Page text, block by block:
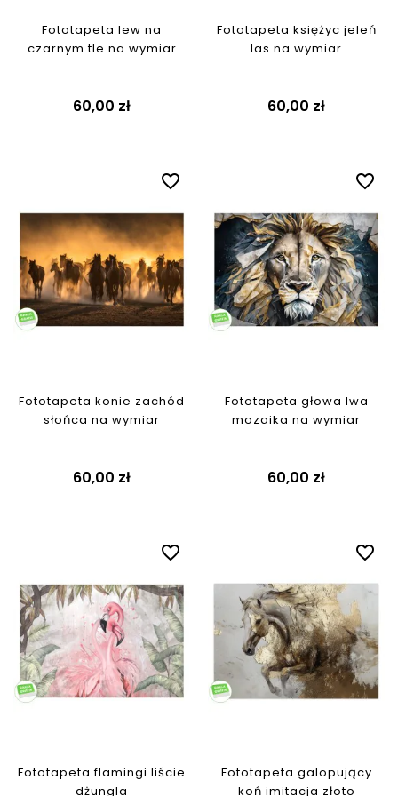
Fototapeta lew na
czarnym tle na wymiar
60,00 zł
Fototapeta księżyc jeleń
las na wymiar
60,00 zł
favorite_border
Fototapeta konie zachód
słońca na wymiar
60,00 zł
favorite_border
Fototapeta głowa lwa
mozaika na wymiar
60,00 zł
favorite_border
Fototapeta flamingi liście
dżungla
favorite_border
Fototapeta galopujący
koń imitacja złoto